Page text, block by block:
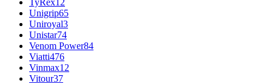
TyRex12
Unigrip65
Uniroyal3
Unistar74
Venom Power84
Viatti476
Vinmax12
Vitour37